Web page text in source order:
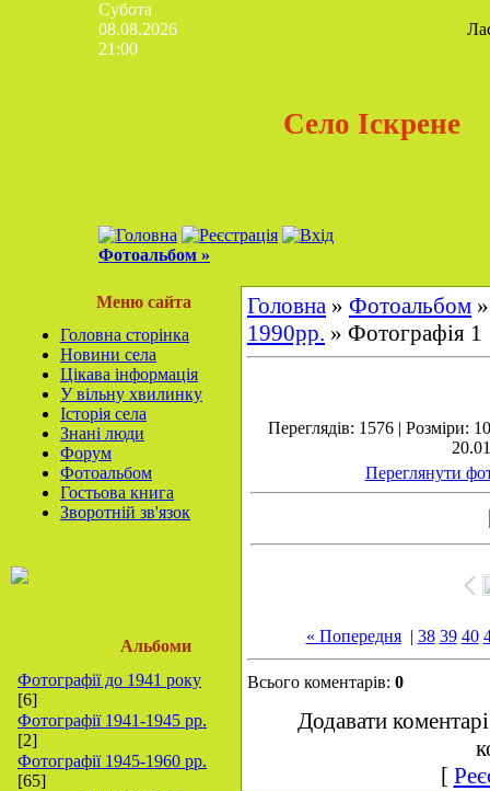
Субота
08.08.2026
21:00
Село Іскрене
Фотоальбом »
Меню сайта
Головна сторінка
Новини села
Цікава інформація
У вільну хвилинку
Історія села
Знані люди
Форум
Фотоальбом
Гостьова книга
Зворотній зв'язок
Альбоми
Фотографії до 1941 року
[6]
Фотографії 1941-1945 рр.
[2]
Фотографії 1945-1960 рр.
[65]
Головна » Фотоальбом
1990рр. » Фотографія 1
Переглядів: 1576 | Розміри:
Переглянути
« Попередня| 38 39 40
Всього коментарів: 0
Додавати
[